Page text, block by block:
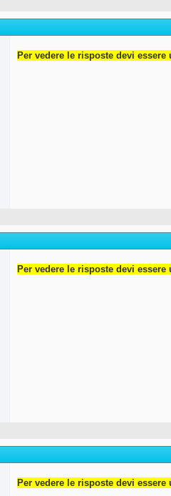
Per vedere le risposte devi essere
Per vedere le risposte devi
Per vedere le risposte devi